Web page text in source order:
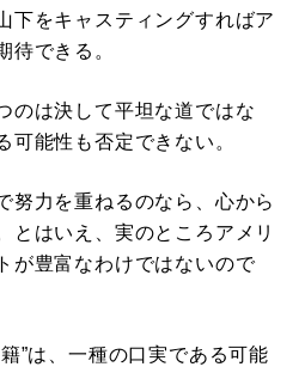
下をキャスティングすればア
待できる。
は決して平坦な道ではな
可能性も否定できない。
努力を重ねるのなら、心から
とはいえ、実のところアメリ
が豊富なわけではないので
”は、一種の口実である可能